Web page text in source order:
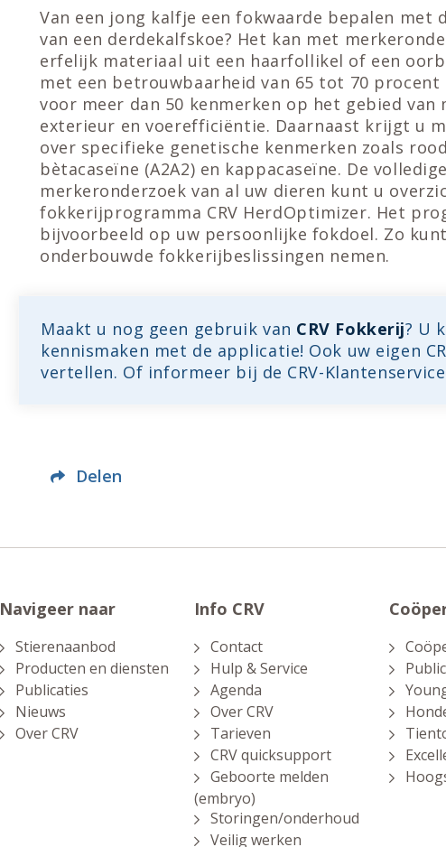
Van een jong kalfje een fokwaarde bepalen met
van een derdekalfskoe? Het kan met
erfelijk materiaal uit een haarfollikel of een
met een betrouwbaarheid van 65 tot 70
voor meer dan 50 kenmerken op het gebied
exterieur en voerefficiëntie. Daarnaast krijgt u
over specifieke genetische kenmerken zoals
bètacaseïne (A2A2) en kappacaseïne. De
merkeronderzoek van al uw dieren kunt u
fokkerijprogramma CRV HerdOptimizer. Het
bijvoorbeeld op uw persoonlijke fokdoel. Zo
onderbouwde fokkerijbeslissingen nemen.
Maakt u nog geen gebruik van CRV Fokkerij? U
kennismaken met de applicatie! Ook uw eigen
vertellen. Of informeer bij de CRV-
Delen
Navigeer naar
Stierenaanbod
Producten en diensten
Publicaties
Nieuws
Over CRV
Info CRV
Contact
Hulp & Service
Agenda
Over CRV
Tarieven
CRV quicksupport
Geboorte melden
(embryo)
Storingen/onderhoud
Veilig werken